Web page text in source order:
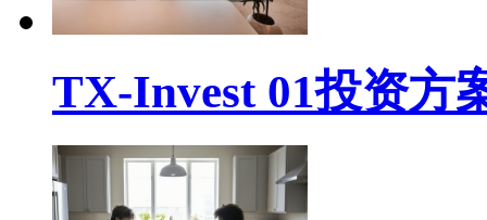
TX-Invest 01投资方